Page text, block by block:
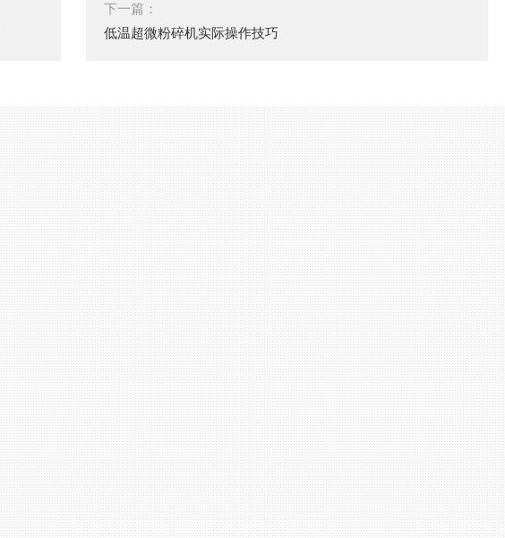
下一篇：
低温超微粉碎机实际操作技巧